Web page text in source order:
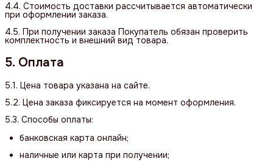
4.4. Стоимость доставки рассчитывается автоматически
при оформлении заказа.
4.5. При получении заказа Покупатель обязан проверить
комплектность и внешний вид товара.
5. Оплата
5.1. Цена товара указана на сайте.
5.2. Цена заказа фиксируется на момент оформления.
5.3. Способы оплаты:
банковская карта онлайн;
наличные или карта при получении;